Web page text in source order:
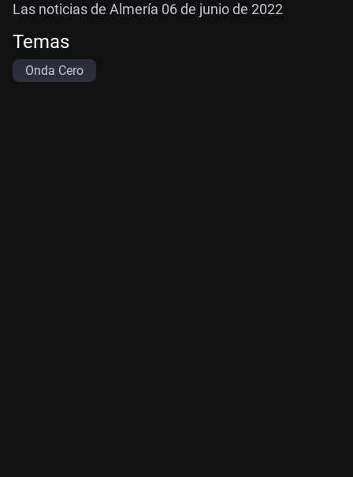
Las noticias de Almería 06 de junio de 2022
Temas
Onda Cero